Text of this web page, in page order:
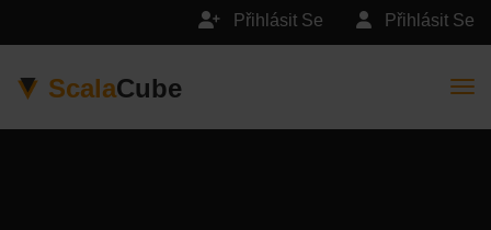
Přihlásit Se
Přihlásit Se
ScalaCube